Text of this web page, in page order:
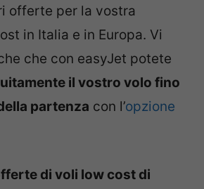
offerte per la vostra
in Italia e in Europa. Vi
che con easyJet potete
il vostro volo fino
partenza con l’opzione
di voli low cost di